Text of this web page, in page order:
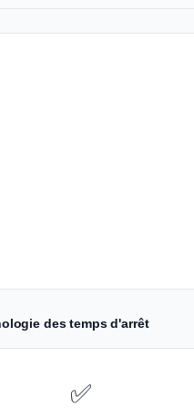
des temps d'arrêt
✅